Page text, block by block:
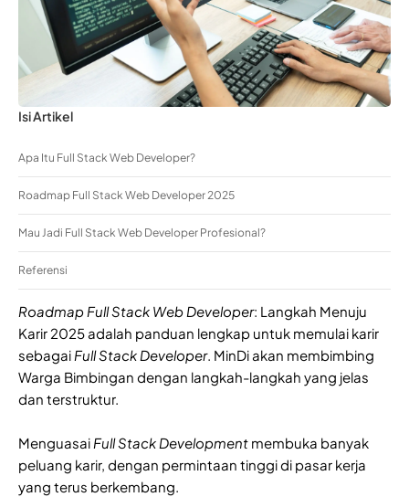
Isi Artikel
Apa Itu Full Stack Web Developer?
Roadmap Full Stack Web Developer 2025
Mau Jadi Full Stack Web Developer Profesional?
Referensi
Roadmap Full Stack Web Developer: Langkah Menuju
Karir 2025 adalah panduan lengkap untuk memulai karir
sebagai Full Stack Developer. MinDi akan membimbing
Warga Bimbingan dengan langkah-langkah yang jelas
dan terstruktur.
Menguasai Full Stack Development membuka banyak
peluang karir, dengan permintaan tinggi di pasar kerja
yang terus berkembang.